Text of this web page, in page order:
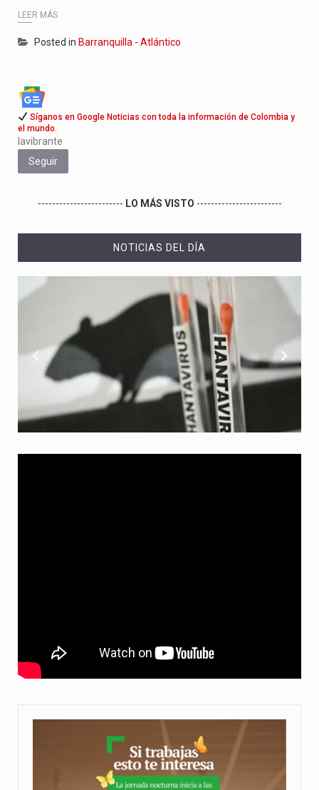
LEER MÁS
Posted in Barranquilla - Atlántico
Síganos en Google Noticias con toda la información de Colombia y
el mundo.
lavibrante
Seguir
------------------------ LO MÁS VISTO ------------------------
NOTICIAS DEL DÍA